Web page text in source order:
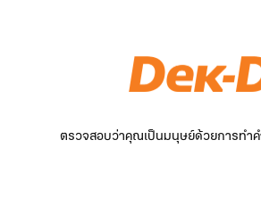
ตรวจสอบว่าคุณเป็นมนุษย์ด้วยการทำค